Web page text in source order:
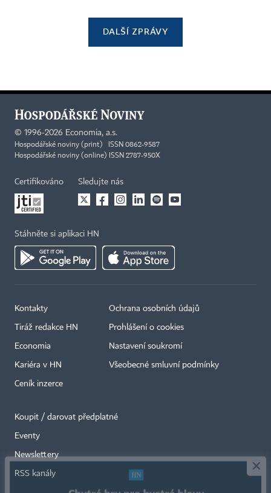
DALŠÍ ZPRÁVY
© 1996-2026 Economia, a.s.
Hospodářské noviny (print) ISSN 0862-9587
Hospodářské noviny (online) ISSN 2787-950X
Certifikováno Sledujte nás
Stáhněte si aplikaci HN
Kontakty
Tiráž redakce HN
Economia
Kariéra v HN
Ceník inzerce
Ochrana osobních údajů
Prohlášení o cookies
Nastavení soukromí
Všeobecné smluvní podmínky
Koupit / darovat předplatné
Eventy
Newslettery
RSS kanály